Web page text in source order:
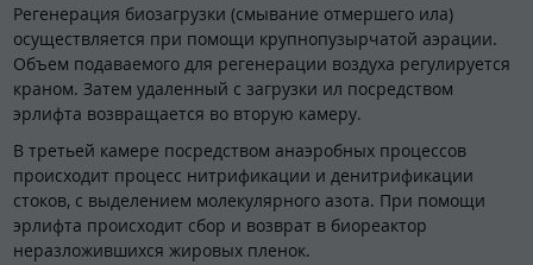
Регенерация биозагрузки (смывание отмершего ила)
осуществляется при помощи крупнопузырчатой аэрации.
Объем подаваемого для регенерации воздуха регулируется
краном. Затем удаленный с загрузки ил посредством
эрлифта возвращается во вторую камеру.
В третьей камере посредством анаэробных процессов
происходит процесс нитрификации и денитрификации
стоков, с выделением молекулярного азота. При помощи
эрлифта происходит сбор и возврат в биореактор
неразложившихся жировых пленок.